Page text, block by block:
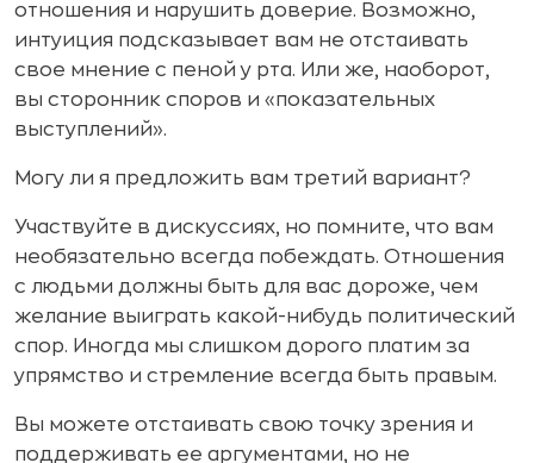
отношения и нарушить доверие. Возможно,
интуиция подсказывает вам не отстаивать
свое мнение с пеной у рта. Или же, наоборот,
вы сторонник споров и «показательных
выступлений».
Могу ли я предложить вам третий вариант?
Участвуйте в дискуссиях, но помните, что вам
необязательно всегда побеждать. Отношения
с людьми должны быть для вас дороже, чем
желание выиграть какой-нибудь политический
спор. Иногда мы слишком дорого платим за
упрямство и стремление всегда быть правым.
Вы можете отстаивать свою точку зрения и
поддерживать ее аргументами, но не